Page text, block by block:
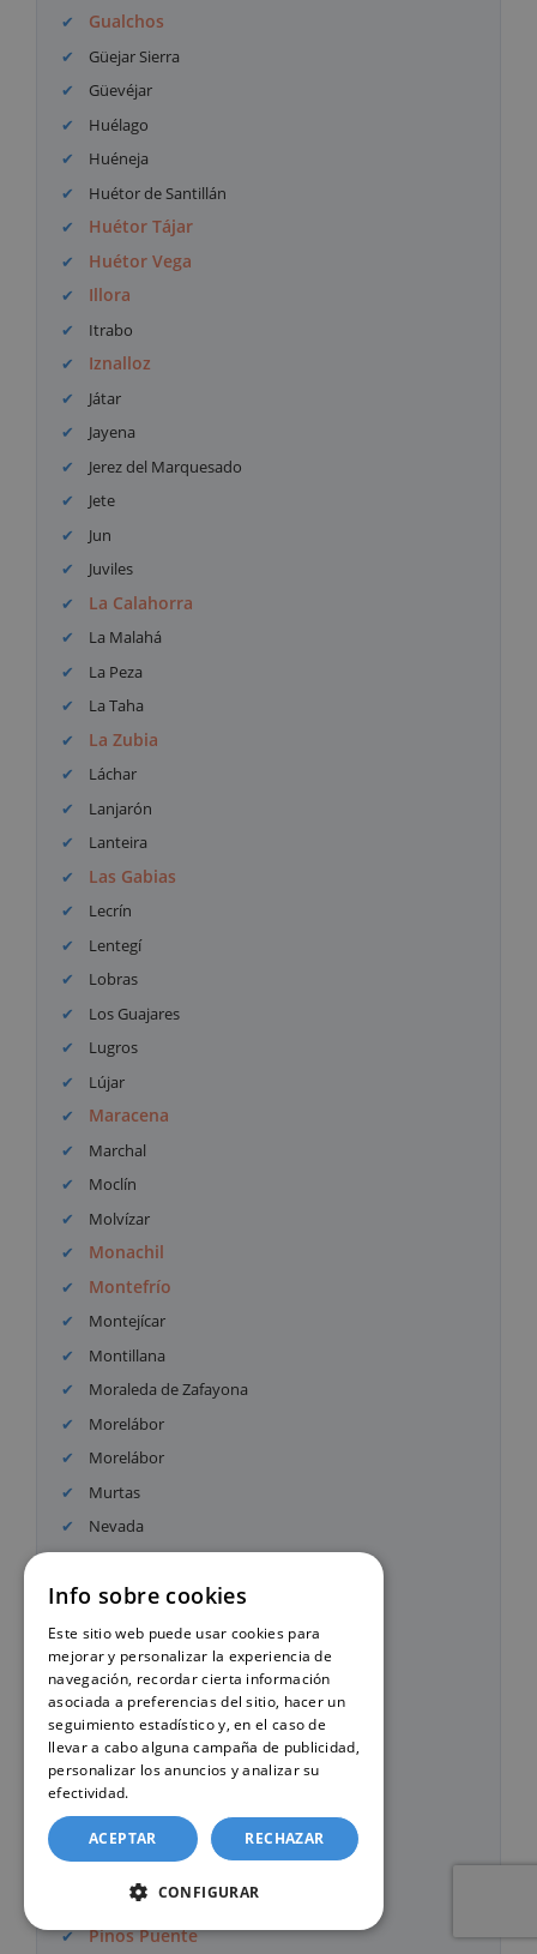
Gualchos
Güejar Sierra
Güevéjar
Huélago
Huéneja
Huétor de Santillán
Huétor Tájar
Huétor Vega
Illora
Itrabo
Iznalloz
Játar
Jayena
Jerez del Marquesado
Jete
Jun
Juviles
La Calahorra
La Malahá
La Peza
La Taha
La Zubia
Láchar
Lanjarón
Lanteira
Las Gabias
Lecrín
Lentegí
Lobras
Los Guajares
Lugros
Lújar
Maracena
Marchal
Moclín
Molvízar
Monachil
Montefrío
Montejícar
Montillana
Moraleda de Zafayona
Morelábor
Morelábor
Murtas
Nevada
Nívar
Ogíjares
Orce
Otívar
Padul
Pampaneira
Pedro Martínez
Peligros
Píñar
Pinos Genil
Pinos Puente
Info sobre cookies
Este sitio web puede usar cookies para
mejorar y personalizar la experiencia de
navegación, recordar cierta información
asociada a preferencias del sitio, hacer un
seguimiento estadístico y, en el caso de
llevar a cabo alguna campaña de publicidad,
personalizar los anuncios y analizar su
efectividad.
ACEPTAR RECHAZAR
CONFIGURAR